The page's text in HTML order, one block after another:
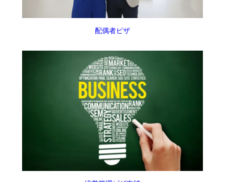
配偶者ビザ